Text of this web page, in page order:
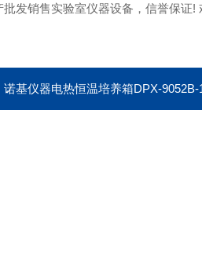
发销售实验室仪器设备，信誉保证!
诺基仪器电热恒温培养箱DPX-9052B-